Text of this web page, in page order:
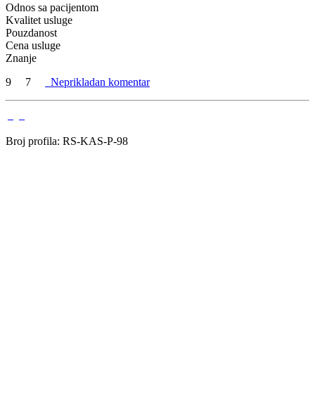
Odnos sa pacijentom
Kvalitet usluge
Pouzdanost
Cena usluge
Znanje
9
7 Neprikladan komentar
Broj profila: RS-KAS-P-98